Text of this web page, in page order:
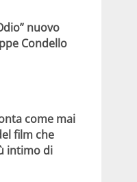
nuovo
Condello
come mai
film che
intimo di